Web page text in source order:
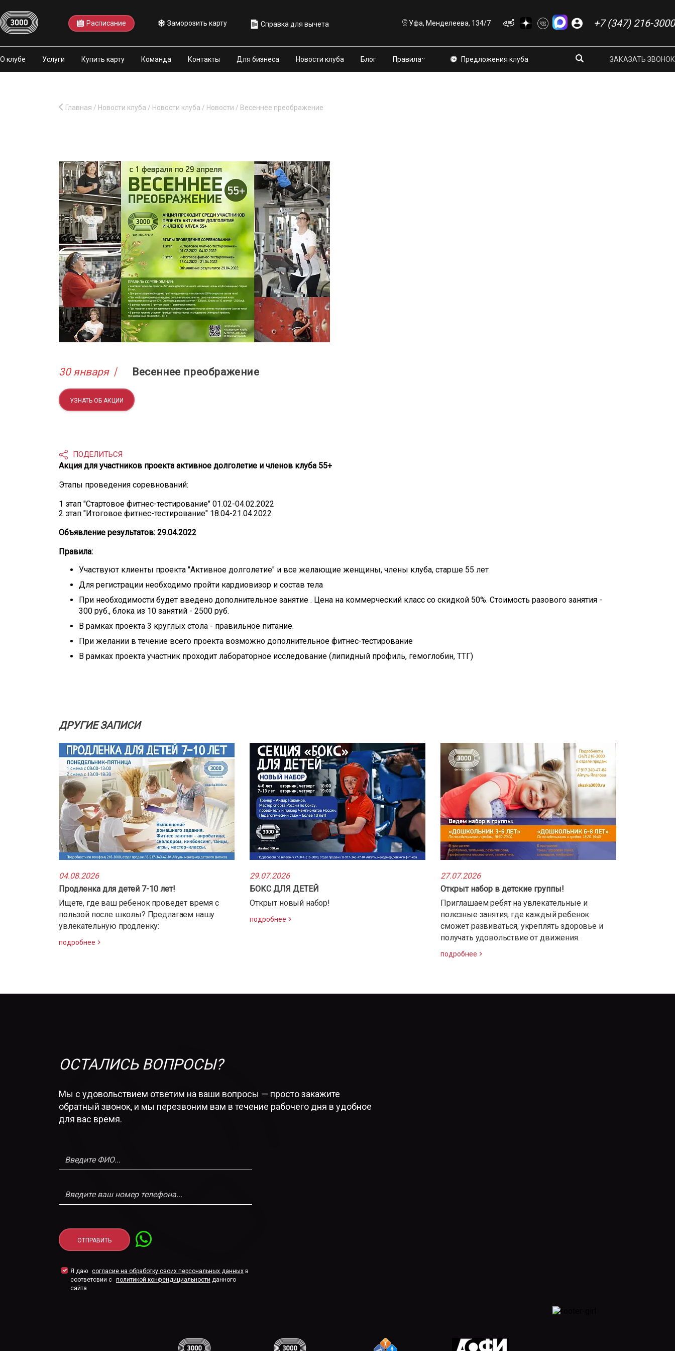
Расписание Заморозить карту Справка для вычета Уфа, Менделеева, 134/7 +7 (347) 216-3000
О клубе Услуги Купить карту Команда Контакты Для бизнеса Новости клуба Блог Правила Предложения клуба ЗАКАЗАТЬ ЗВОНОК
Главная / Новости клуба / Новости клуба / Новости / Весеннее преображение
30 января Весеннее преображение
УЗНАТЬ ОБ АКЦИИ
ПОДЕЛИТЬСЯ
Акция для участников проекта активное долголетие и членов клуба 55+
Этапы проведения соревнований:
1 этап "Стартовое фитнес-тестирование" 01.02-04.02.2022
2 этап "Итоговое фитнес-тестирование" 18.04-21.04.2022
Объявление результатов: 29.04.2022
Правила:
Участвуют клиенты проекта "Активное долголетие" и все желающие женщины, члены клуба, старше 55 лет
Для регистрации необходимо пройти кардиовизор и состав тела
При необходимости будет введено дополнительное занятие . Цена на коммерческий класс со скидкой 50%. Стоимость разового занятия -
300 руб., блока из 10 занятий - 2500 руб.
В рамках проекта 3 круглых стола - правильное питание.
При желании в течение всего проекта возможно дополнительное фитнес-тестирование
В рамках проекта участник проходит лабораторное исследование (липидный профиль, гемоглобин, ТТГ)
ДРУГИЕ ЗАПИСИ
04.08.2026
Продленка для детей 7-10 лет!
Ищете, где ваш ребенок проведет время с
пользой после школы? Предлагаем нашу
увлекательную продленку:
подробнее
29.07.2026
БОКС ДЛЯ ДЕТЕЙ
Открыт новый набор!
подробнее
27.07.2026
Открыт набор в детские группы!
Приглашаем ребят на увлекательные и
полезные занятия, где каждый ребенок
сможет развиваться, укреплять здоровье и
получать удовольствие от движения.
подробнее
ОСТАЛИСЬ ВОПРОСЫ?
Мы с удовольствием ответим на ваши вопросы — просто закажите
обратный звонок, и мы перезвоним вам в течение рабочего дня в удобное
для вас время.
Я даю согласие на обработку своих персональных данных в
соответсвии с политикой конфендициальности данного
сайта